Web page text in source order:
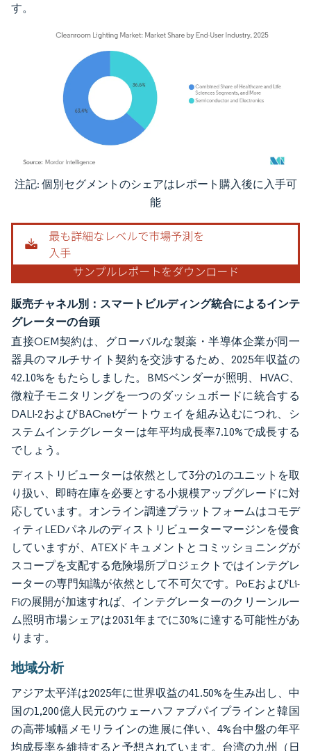
す。
画像 © Mordor Intelligence。再利用にはCC BY 4.0の表示が必要です。
注記: 個別セグメントのシェアはレポート購入後に入手可
能
販売チャネル別：スマートビルディング統合によるインテ
グレーターの台頭
直接OEM契約は、グローバルな製薬・半導体企業が同一
器具のマルチサイト契約を交渉するため、2025年収益の
42.10%をもたらしました。BMSベンダーが照明、HVAC、
微粒子モニタリングを一つのダッシュボードに統合する
DALI-2およびBACnetゲートウェイを組み込むにつれ、シ
ステムインテグレーターは年平均成長率7.10%で成長する
でしょう。
ディストリビューターは依然として3分の1のユニットを取
り扱い、即時在庫を必要とする小規模アップグレードに対
応しています。オンライン調達プラットフォームはコモデ
ィティLEDパネルのディストリビューターマージンを侵食
していますが、ATEXドキュメントとコミッショニングが
スコープを支配する危険場所プロジェクトではインテグレ
ーターの専門知識が依然として不可欠です。PoEおよびLi-
Fiの展開が加速すれば、インテグレーターのクリーンルー
ム照明市場シェアは2031年までに30%に達する可能性があ
ります。
地域分析
アジア太平洋は2025年に世界収益の41.50%を生み出し、中
国の1,200億人民元のウェーハファブパイプラインと韓国
の高帯域幅メモリラインの進展に伴い、4%台中盤の年平
均成長率を維持すると予想されています。台湾の九州（日